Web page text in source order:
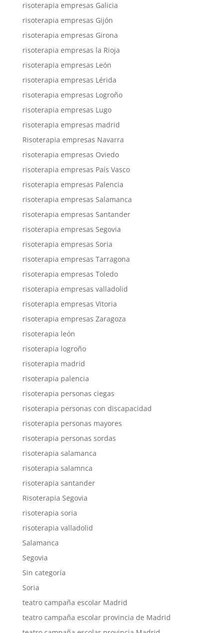
risoterapia empresas Galicia
risoterapia empresas Gijón
risoterapia empresas Girona
risoterapia empresas la Rioja
risoterapia empresas León
risoterapia empresas Lérida
risoterapia empresas Logroño
risoterapia empresas Lugo
risoterapia empresas madrid
Risoterapia empresas Navarra
risoterapia empresas Oviedo
risoterapia empresas País Vasco
risoterapia empresas Palencia
risoterapia empresas Salamanca
risoterapia empresas Santander
risoterapia empresas Segovia
risoterapia empresas Soria
risoterapia empresas Tarragona
risoterapia empresas Toledo
risoterapia empresas valladolid
risoterapia empresas Vitoria
risoterapia empresas Zaragoza
risoterapia león
risoterapia logroño
risoterapia madrid
risoterapia palencia
risoterapia personas ciegas
risoterapia personas con discapacidad
risoterapia personas mayores
risoterapia personas sordas
risoterapia salamanca
risoterapia salamnca
risoterapia santander
Risoterapia Segovia
risoterapia soria
risoterapia valladolid
Salamanca
Segovia
Sin categoría
Soria
teatro campaña escolar Madrid
teatro campaña escolar provincia de Madrid